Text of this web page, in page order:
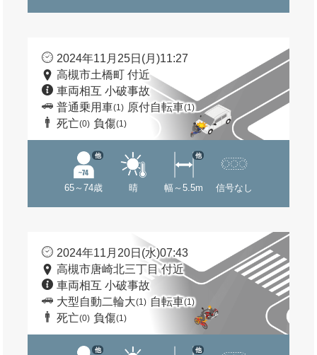
2024年11月25日(月)11:27
高槻市土橋町 付近
車両相互 小破事故
普通乗用車(1) 原付自転車(1)
死亡(0) 負傷(1)
65～74歳
他
晴 幅～5.5m
他
信号なし
2024年11月20日(水)07:43
高槻市唐崎北三丁目 付近
車両相互 小破事故
大型自動二輪大(1) 自転車(1)
死亡(0) 負傷(1)
他 他